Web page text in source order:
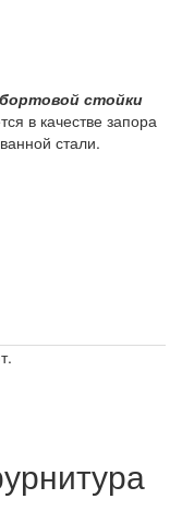
стойки
в качестве запора
стали.